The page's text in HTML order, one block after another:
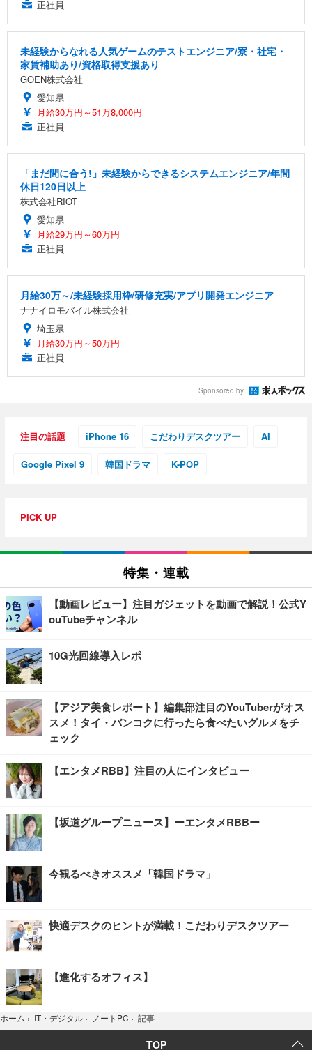
ワーク チェア 強化バックレスト 30度ロッキング機
レスト 3Dヘッドレスト ハンガー付き 高反発クッシ
ョン PCチェア 通気性メッシュ ゲーミング/勉強/事
務用 おしゃれ パソコンチェア (ホワイト)
￥7,680
ッシュ 通気性 ランバーサポート付き 腰サポート ガ
勤務 ブラック
￥4,139
ー フルHD（1920×1080）VA 非光沢 HDMI/DisplayP
応 ComfortView ビジネス向け
￥15,800
HOOTER Gaming Monitor 24” Essential ゲーミン
￥34,980
限定】 Smart Basic アイリスオーヤマ ペットシーツ
￥3,670
ュラー 200枚入【Amazon.co.jp限定】
正社員
未経験からなれる人気ゲームのテストエンジニア/寮・社宅・
家賃補助あり/資格取得支援あり
GOEN株式会社
愛知県
月給30万円～51万8,000円
正社員
「まだ間に合う!」未経験からできるシステムエンジニア/年間
休日120日以上
株式会社RIOT
愛知県
月給29万円～60万円
正社員
月給30万～/未経験採用枠/研修充実/アプリ開発エンジニア
ナナイロモバイル株式会社
埼玉県
月給30万円～50万円
正社員
Sponsored by
注目の話題 iPhone 16 こだわりデスクツアー AI
Google Pixel 9 韓国ドラマ K-POP
PICK UP
特集・連載
【動画レビュー】注目ガジェットを動画で解説！公式Y
ouTubeチャンネル
10G光回線導入レポ
【アジア美食レポート】編集部注目のYouTuberがオス
スメ！タイ・バンコクに行ったら食べたいグルメをチ
ェック
【エンタメRBB】注目の人にインタビュー
【坂道グループニュース】ーエンタメRBBー
今観るべきオススメ「韓国ドラマ」
快適デスクのヒントが満載！こだわりデスクツアー
【進化するオフィス】
ホーム › IT・デジタル › ノートPC › 記事
TOP